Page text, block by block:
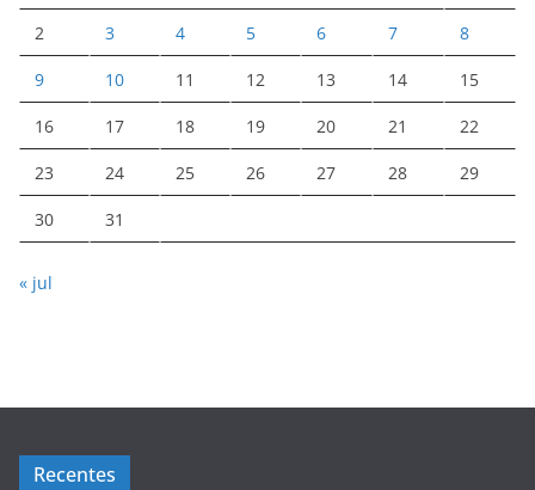
2 3 4 5 6 7 8
9 10 11 12 13 14 15
16 17 18 19 20 21 22
23 24 25 26 27 28 29
30 31
« jul
Recentes